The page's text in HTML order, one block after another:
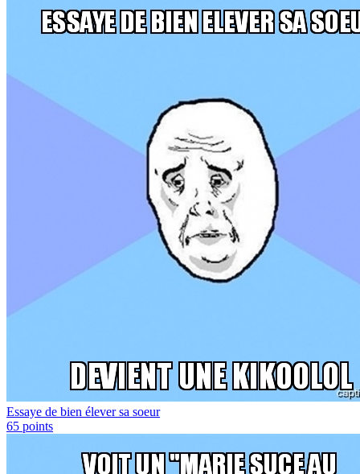
Essaye de bien élever sa soeur
65 points